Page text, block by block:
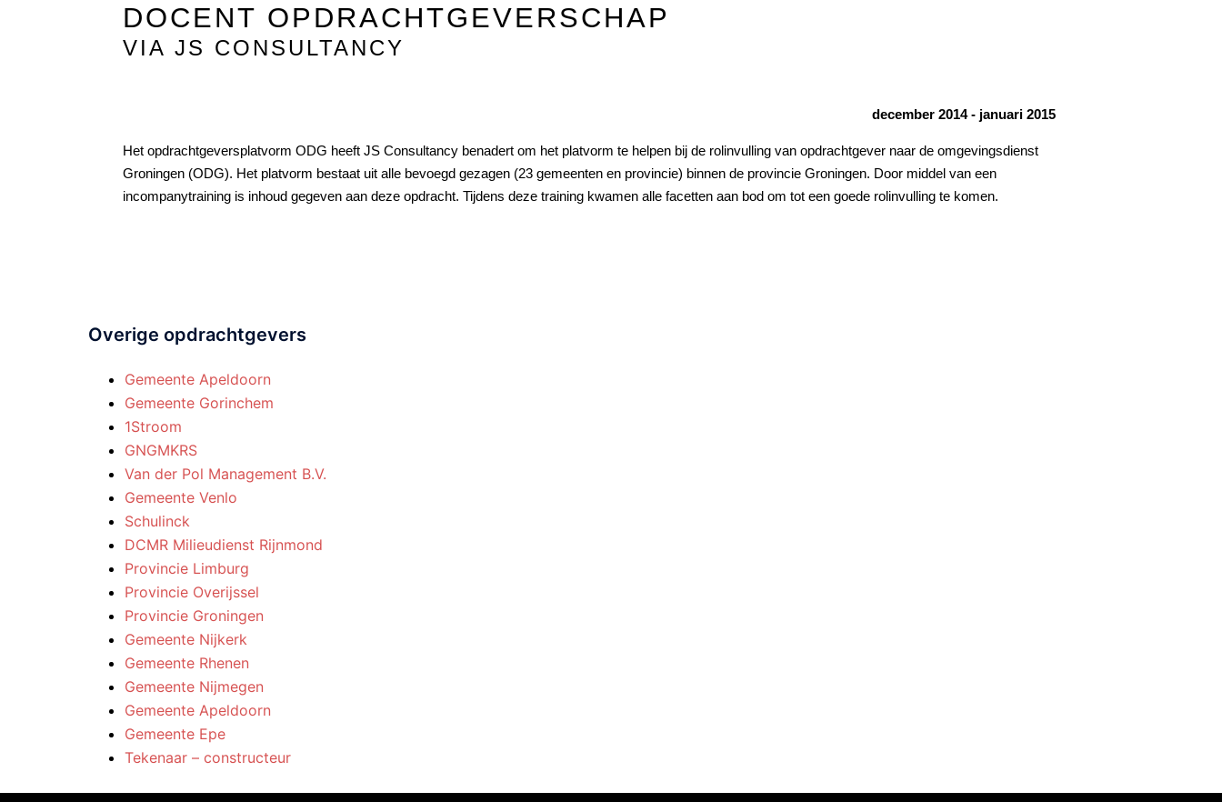
DOCENT OPDRACHTGEVERSCHAP
VIA JS CONSULTANCY
december 2014 - januari 2015
Het opdrachtgeversplatvorm ODG heeft JS Consultancy benadert om het platvorm te helpen bij de rolinvulling van opdrachtgever naar de omgevingsdienst
Groningen (ODG). Het platvorm bestaat uit alle bevoegd gezagen (23 gemeenten en provincie) binnen de provincie Groningen. Door middel van een
incompanytraining is inhoud gegeven aan deze opdracht. Tijdens deze training kwamen alle facetten aan bod om tot een goede rolinvulling te komen.
Overige opdrachtgevers
Gemeente Apeldoorn
Gemeente Gorinchem
1Stroom
GNGMKRS
Van der Pol Management B.V.
Gemeente Venlo
Schulinck
DCMR Milieudienst Rijnmond
Provincie Limburg
Provincie Overijssel
Provincie Groningen
Gemeente Nijkerk
Gemeente Rhenen
Gemeente Nijmegen
Gemeente Apeldoorn
Gemeente Epe
Tekenaar – constructeur